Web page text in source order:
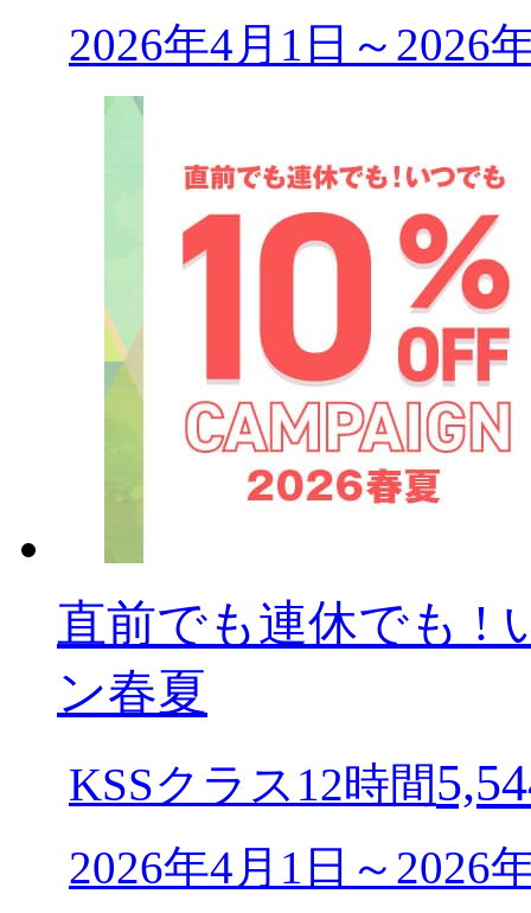
2026年4月1日～2026
直前でも連休でも !
ン春夏
KSSクラス12時間
2026年4月1日～2026